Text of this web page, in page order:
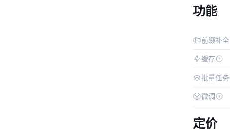
功能
前缀补全
缓存
批量任务
微调
定价